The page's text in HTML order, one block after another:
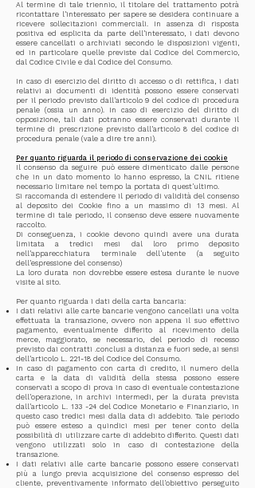
Al termine di tale triennio, il titolare del trattamento potrà
ricontattare l'interessato per sapere se desidera continuare a
ricevere sollecitazioni commerciali. In assenza di risposta
positiva ed esplicita da parte dell'interessato, i dati devono
essere cancellati o archiviati secondo le disposizioni vigenti,
ed in particolare quelle previste dal Codice del Commercio,
dal Codice Civile e dal Codice del Consumo.
In caso di esercizio del diritto di accesso o di rettifica, i dati
relativi ai documenti di identità possono essere conservati
per il periodo previsto dall'articolo 9 del codice di procedura
penale (ossia un anno). In caso di esercizio del diritto di
opposizione, tali dati potranno essere conservati durante il
termine di prescrizione previsto dall'articolo 8 del codice di
procedura penale (vale a dire tre anni).
Per quanto riguarda il periodo di conservazione dei cookie
Il consenso da seguire può essere dimenticato dalle persone
che in un dato momento lo hanno espresso, la CNIL ritiene
necessario limitare nel tempo la portata di quest'ultimo.
Si raccomanda di estendere il periodo di validità del consenso
al deposito dei Cookie fino a un massimo di 13 mesi. Al
termine di tale periodo, il consenso deve essere nuovamente
raccolto.
Di conseguenza, i cookie devono quindi avere una durata
limitata a tredici mesi dal loro primo deposito
nell'apparecchiatura terminale dell'utente (a seguito
dell'espressione del consenso)
La loro durata non dovrebbe essere estesa durante le nuove
visite al sito.
Per quanto riguarda i dati della carta bancaria:
I dati relativi alle carte bancarie vengono cancellati una volta
effettuata la transazione, ovvero non appena il suo effettivo
pagamento, eventualmente differito al ricevimento della
merce, maggiorato, se necessario, del periodo di recesso
previsto dai contratti .conclusi a distanza e fuori sede, ai sensi
dell'articolo L. 221-18 del Codice del Consumo.
In caso di pagamento con carta di credito, il numero della
carta e la data di validità della stessa possono essere
conservati a scopo di prova in caso di eventuale contestazione
dell'operazione, in archivi intermedi, per la durata prevista
dall'articolo L. 133 -24 del Codice Monetario e Finanziario, in
questo caso tredici mesi dalla data di addebito. Tale periodo
può essere esteso a quindici mesi per tener conto della
possibilità di utilizzare carte di addebito differito. Questi dati
vengono utilizzati solo in caso di contestazione della
transazione.
I dati relativi alle carte bancarie possono essere conservati
più a lungo previa acquisizione del consenso espresso del
cliente, preventivamente informato dell'obiettivo perseguito